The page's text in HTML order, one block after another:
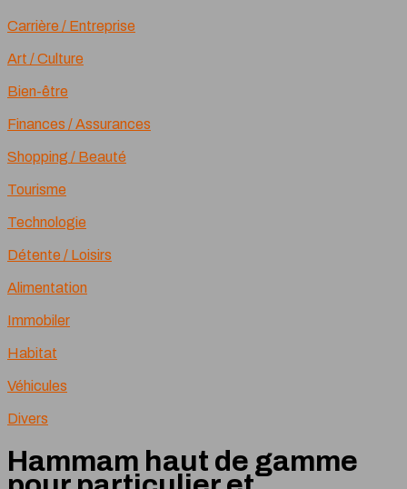
Carrière / Entreprise
Art / Culture
Bien-être
Finances / Assurances
Shopping / Beauté
Tourisme
Technologie
Détente / Loisirs
Alimentation
Immobiler
Habitat
Véhicules
Divers
Hammam haut de gamme